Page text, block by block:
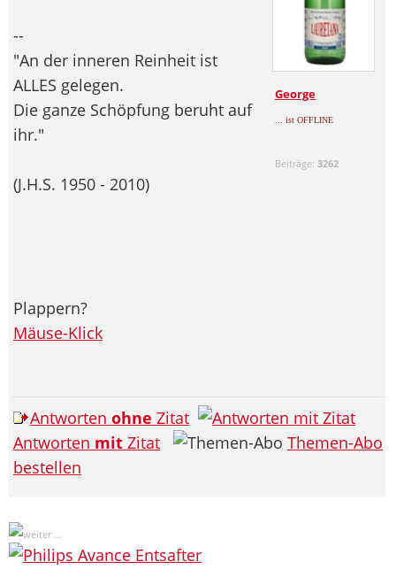
George
... ist OFFLINE
Beiträge:3262
--
"An der inneren Reinheit ist
ALLES gelegen.
Die ganze Schöpfung beruht auf
ihr."
(J.H.S. 1950 - 2010)
Plappern?
Mäuse-Klick
Antworten ohne Zitat
Antworten mit Zitat
Themen-Abo
bestellen